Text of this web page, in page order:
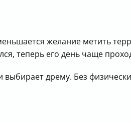
желание метить
теперь его день чаще
дрему. Без